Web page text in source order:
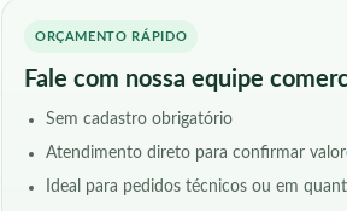
ORÇAMENTO RÁPIDO
Fale com nossa equipe
Sem cadastro obrigatório
Atendimento direto para confirmar
Ideal para pedidos técnicos ou em